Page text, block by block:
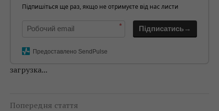
Підпишіться ще раз, якщо не отримуєте від нас листи
* Підписатись→
Предоставлено SendPulse
загрузка...
Попередня стаття